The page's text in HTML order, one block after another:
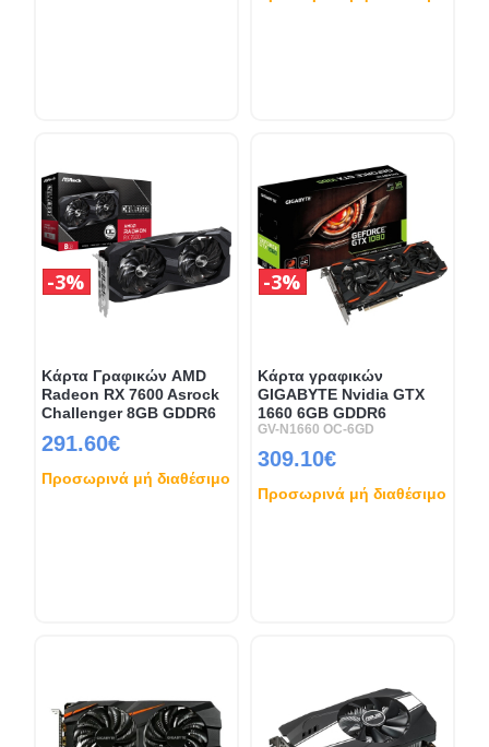
Κάρτα Γραφικών AMD
Radeon RX 7600 Asrock
Challenger 8GB GDDR6
291.60€
3%
Προσωρινά μή διαθέσιμο
Κάρτα γραφικών
GIGABYTE Nvidia GTX
1660 6GB GDDR6
GV-N1660 OC-6GD
309.10€
3%
Προσωρινά μή διαθέσιμο